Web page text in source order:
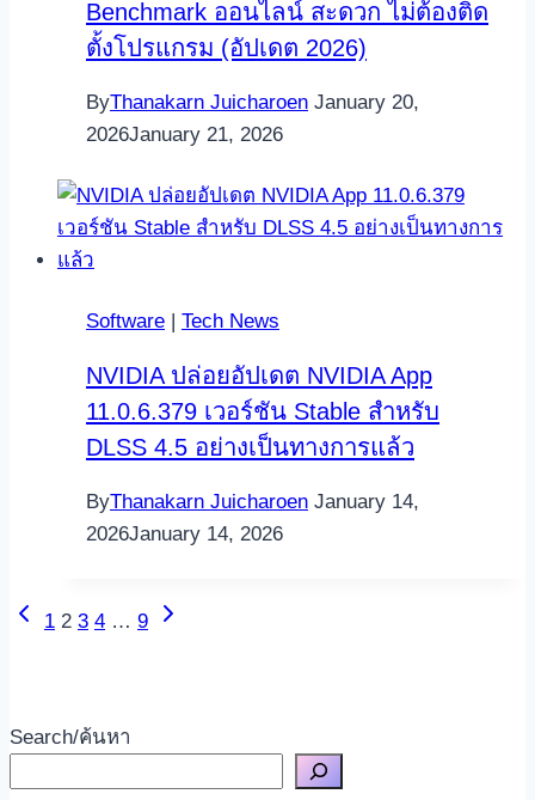
Benchmark ออนไลน์ สะดวก ไม่ต้องติด
ตั้งโปรแกรม (อัปเดต 2026)
ByThanakarn Juicharoen January 20,
2026January 21, 2026
Software Tech News
NVIDIA ปล่อยอัปเดต NVIDIA App
11.0.6.379 เวอร์ชัน Stable สำหรับ
DLSS 4.5 อย่างเป็นทางการแล้ว
ByThanakarn Juicharoen January 14,
2026January 14, 2026
Page
Previous
1 2 3 4 … 9
Next
Search/ค้นหา